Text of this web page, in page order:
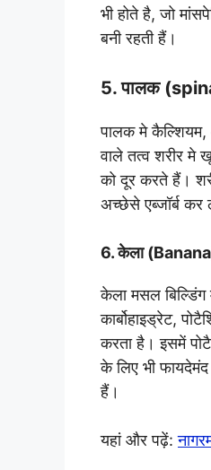
भी होते है, जो
बनी रहती हैं।
5. पालक
पालक मे कैल्शियम,
वाले तत्व शरीर मे
को दूर करते हैं।
अच्छेसे एब्जॉर्ब कर
6. केला
केला मसल
कार्बोहाइड्रेट,
करता है। इसमें
के लिए भी
हैं।
यहां और पढ़ें: